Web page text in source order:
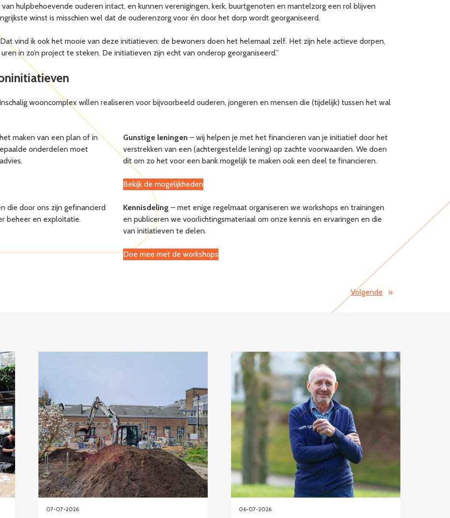
hulpbehoevende ouderen intact, en kunnen verenigingen, kerk, buurtgenoten en mantelzorg een rol blijven
winst is misschien wel dat de ouderenzorg voor én door het dorp wordt georganiseerd.
vind ik ook het mooie van deze initiatieven: de bewoners doen het helemaal zelf. Het zijn hele actieve dorpen,
in zo’n project te steken. De initiatieven zijn echt van onderop georganiseerd.”
wooncomplex willen realiseren voor bijvoorbeeld ouderen, jongeren en mensen die (tijdelijk) tussen het wal
maken van een plan of in
onderdelen moet
Gunstige leningen – wij helpen je met het financieren van je initiatief door het
verstrekken van een (achtergestelde lening) op zachte voorwaarden. We doen
dit om zo het voor een bank mogelijk te maken ook een deel te financieren.
Bekijk de mogelijkheden
die door ons zijn gefinancierd
beheer en exploitatie.
Kennisdeling – met enige regelmaat organiseren we workshops en trainingen
en publiceren we voorlichtingsmateriaal om onze kennis en ervaringen en die
van initiatieven te delen.
Doe mee met de workshops
Volgende »
07-07-2026 06-07-2026